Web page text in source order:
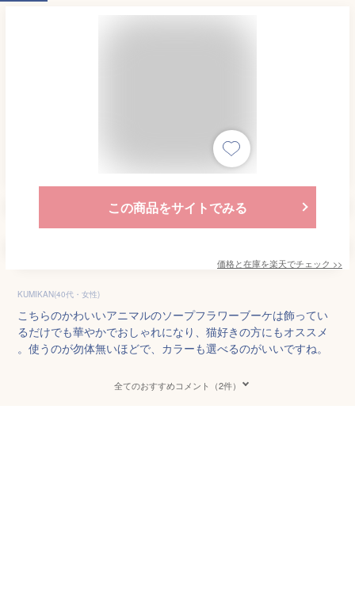
この商品をサイトでみる
価格と在庫を楽天でチェック >>
KUMIKAN(40代・女性)
こちらのかわいいアニマルのソープフラワーブーケは飾ってい
るだけでも華やかでおしゃれになり、猫好きの方にもオススメ
。使うのが勿体無いほどで、カラーも選べるのがいいですね。
全てのおすすめコメント（2件）